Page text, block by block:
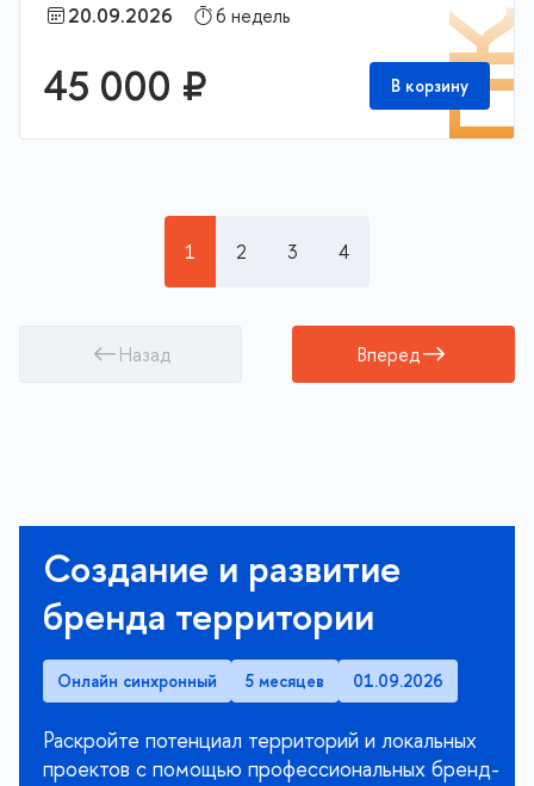
20.09.2026
6 недель
45 000 ₽ В корзину
Назад
1 2 3 4
Вперед
Создание и развитие
бренда территории
Онлайн синхронный 5 месяцев 01.09.2026
Раскройте потенциал территорий и локальных
проектов с помощью профессиональных бренд-